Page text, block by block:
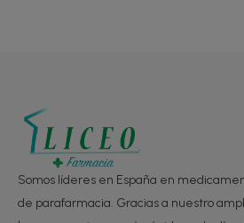
Somos líderes en España en
de parafarmacia. Gracias a nuestro